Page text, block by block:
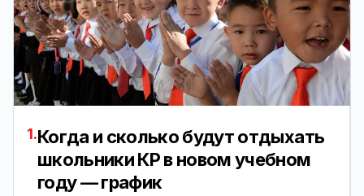
1.Когда и сколько будут отдыхать
школьники КР в новом учебном
году — график